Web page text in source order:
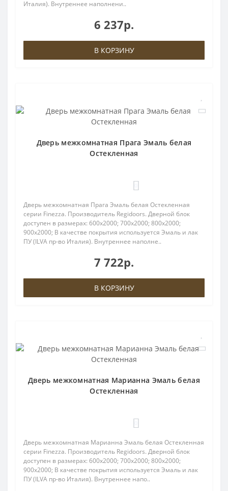
Италия). Внутреннее наполнени..
6 237р.
В КОРЗИНУ
Дверь межкомнатная Прага Эмаль белая
Остекленная
Дверь межкомнатная Прага Эмаль белая Остекленная
серии Finezza. Производитель Regidoors. Дверной блок
доступен в размерах: 600x2000; 700x2000; 800x2000;
900x2000; В качестве покрытия используется Эмаль и лак
ПУ (ILVA пр-во Италия). Внутреннее наполне..
7 722р.
В КОРЗИНУ
Дверь межкомнатная Марианна Эмаль белая
Остекленная
Дверь межкомнатная Марианна Эмаль белая Остекленная
серии Finezza. Производитель Regidoors. Дверной блок
доступен в размерах: 600x2000; 700x2000; 800x2000;
900x2000; В качестве покрытия используется Эмаль и лак
ПУ (ILVA пр-во Италия). Внутреннее напо..